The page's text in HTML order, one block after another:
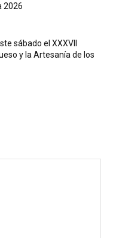
2026
sábado el XXXVII
y la Artesanía de los